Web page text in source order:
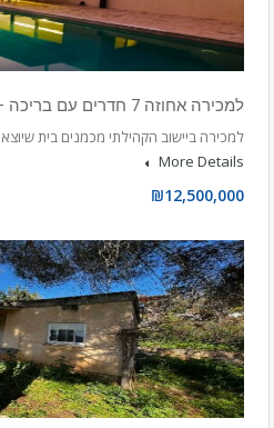
למכירה אחוזה 7 חדרים עם בריכה – ביישוב מכמנים
למכירה ביישוב הקהילתי מכמנים בית
More Details
₪12,500,000